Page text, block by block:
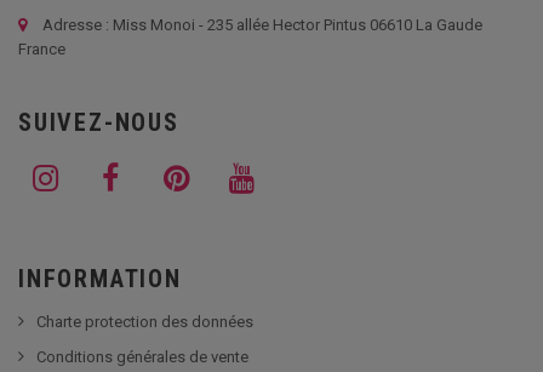
Adresse : Miss Monoi - 235 allée Hector Pintus 06610 La Gaude
France
SUIVEZ-NOUS
INFORMATION
Charte protection des données
Conditions générales de vente